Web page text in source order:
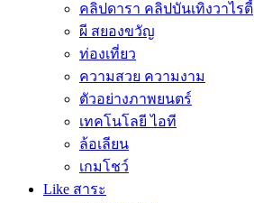
คลิปดารา คลิปบันเทิงวาไรตี้
ผี สยองขวัญ
ท่องเที่ยว
ความสวย ความงาม
ตัวอย่างภาพยนตร์
เทคโนโลยี ไอที
ล้อเลียน
เกมโชว์
Like สาระ